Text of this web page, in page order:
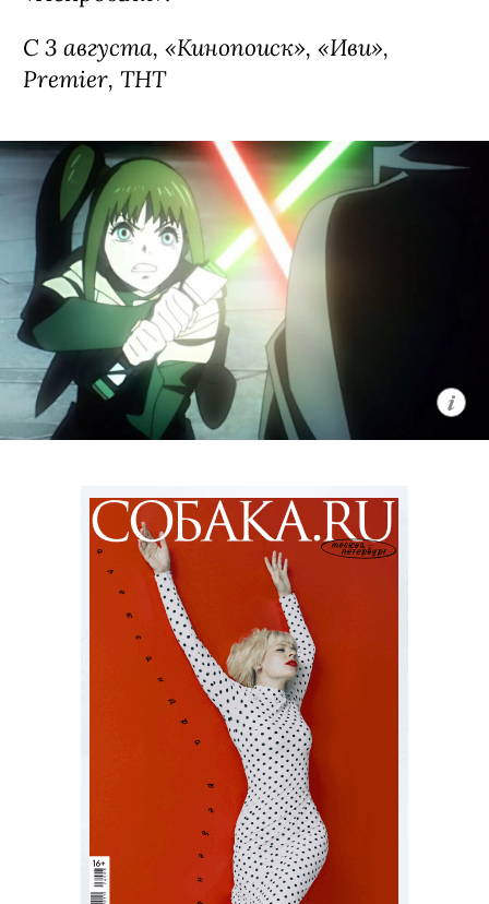
С 3 августа, «Кинопоиск», «Иви»,
Premier, ТНТ